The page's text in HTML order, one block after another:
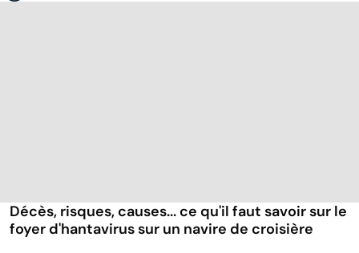
Décès, risques, causes... ce qu'il faut savoir sur le
foyer d'hantavirus sur un navire de croisière